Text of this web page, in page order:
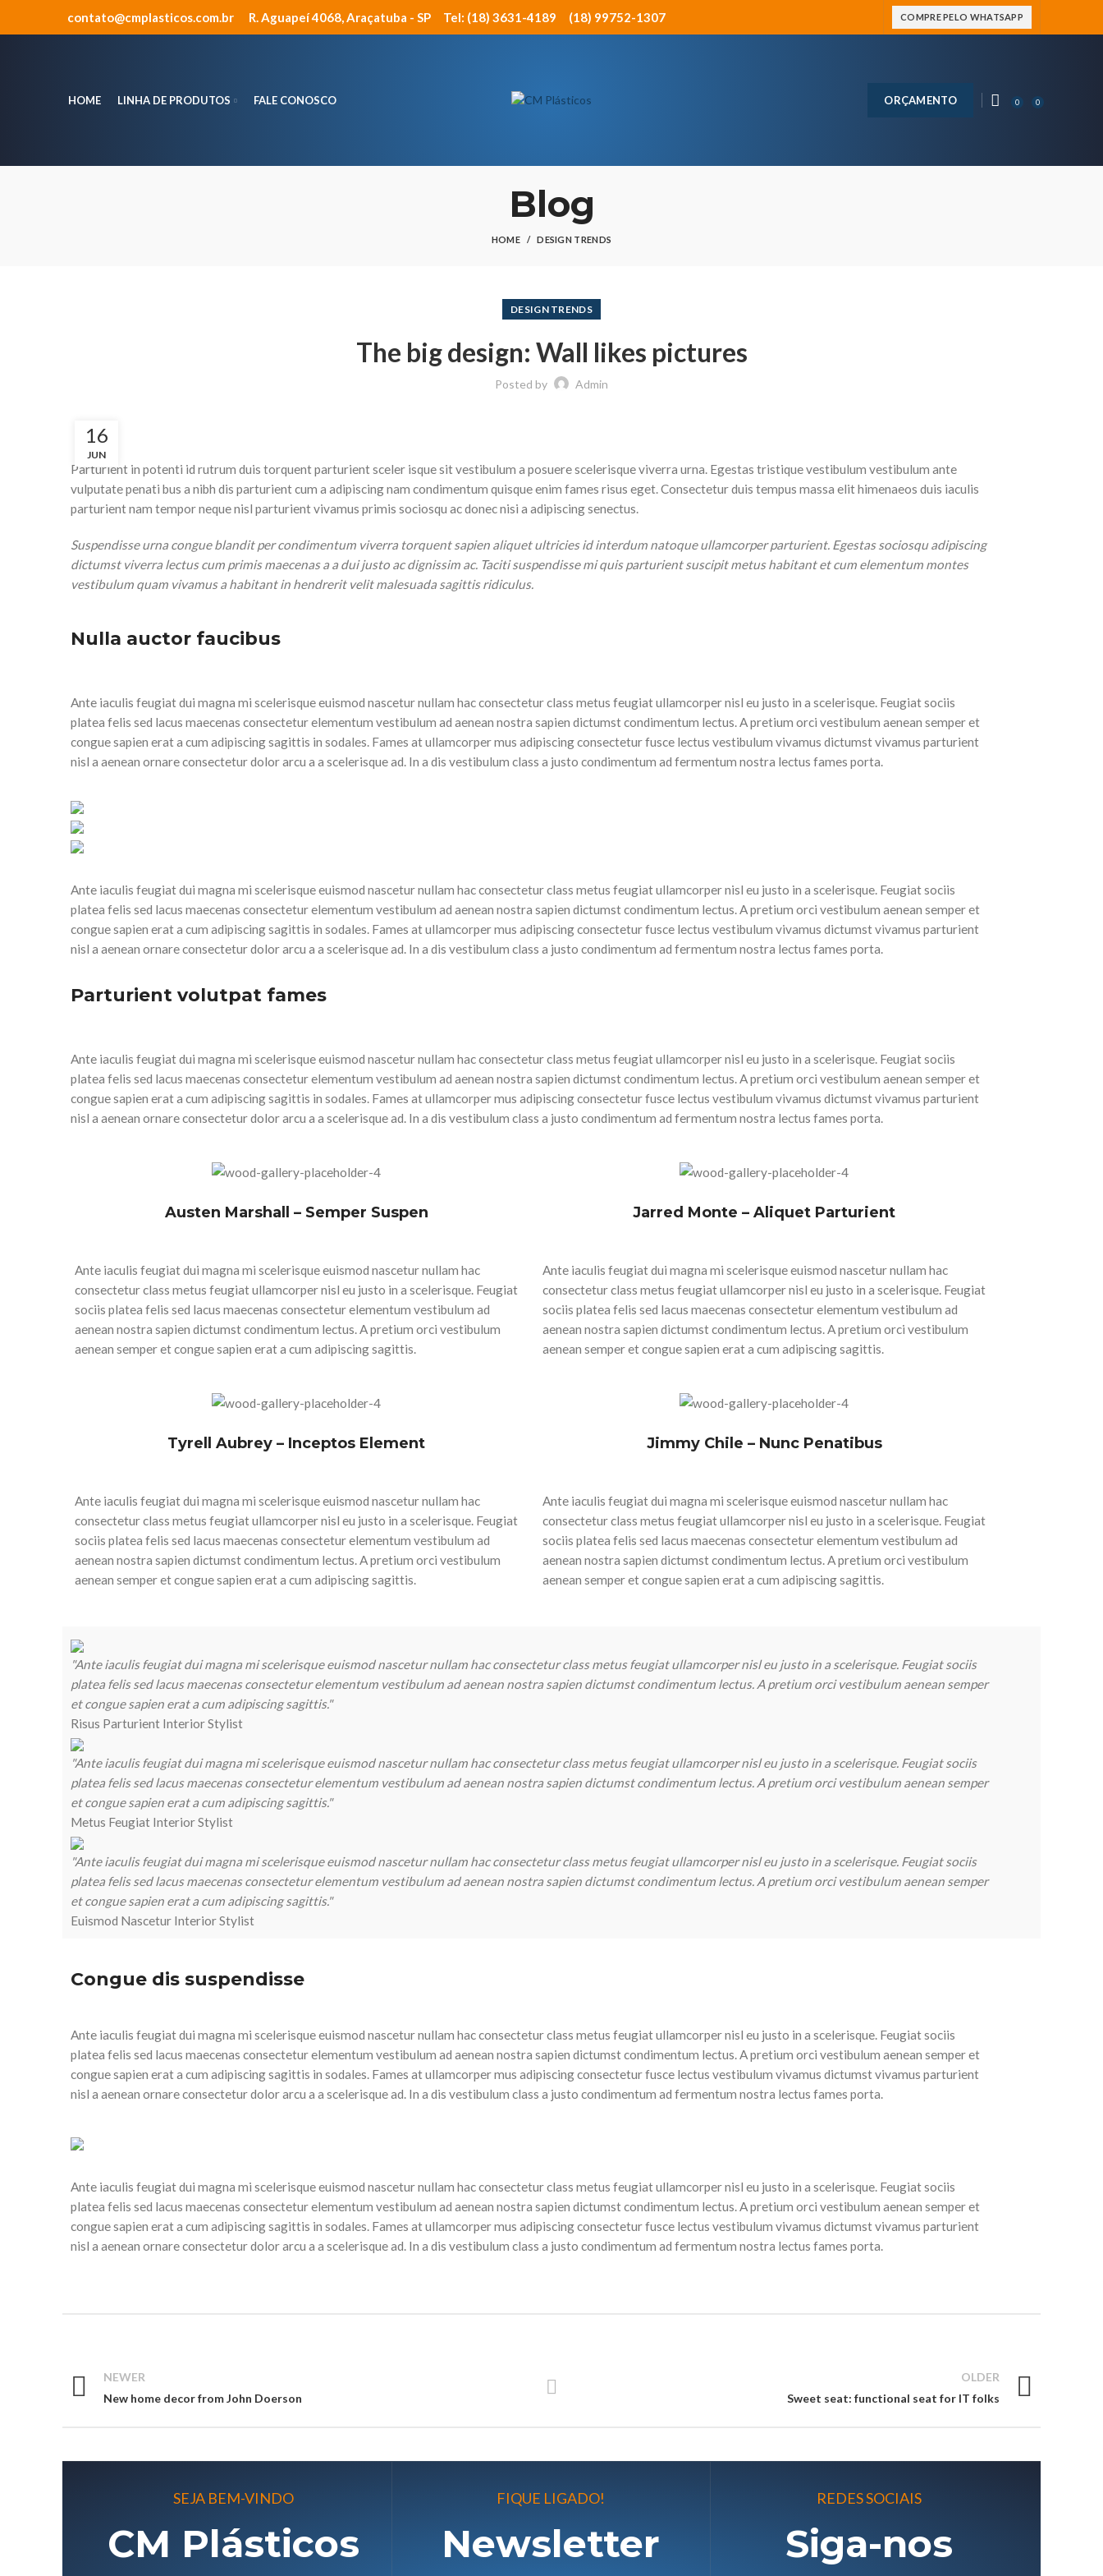
contato@cmplasticos.com.br R. Aguapeí 4068, Araçatuba - SP Tel: (18) 3631-4189 (18) 99752-1307 COMPRE PELO WHATSAPP
HOME LINHA DE PRODUTOS FALE CONOSCO ORÇAMENTO 0 0
Blog
HOME DESIGN TRENDS
DESIGN TRENDS
The big design: Wall likes pictures
Posted by Admin
16
JUN
Parturient in potenti id rutrum duis torquent parturient sceler isque sit vestibulum a posuere scelerisque viverra urna. Egestas tristique vestibulum vestibulum ante
vulputate penati bus a nibh dis parturient cum a adipiscing nam condimentum quisque enim fames risus eget. Consectetur duis tempus massa elit himenaeos duis iaculis
parturient nam tempor neque nisl parturient vivamus primis sociosqu ac donec nisi a adipiscing senectus.
Suspendisse urna congue blandit per condimentum viverra torquent sapien aliquet ultricies id interdum natoque ullamcorper parturient. Egestas sociosqu adipiscing
dictumst viverra lectus cum primis maecenas a a dui justo ac dignissim ac. Taciti suspendisse mi quis parturient suscipit metus habitant et cum elementum montes
vestibulum quam vivamus a habitant in hendrerit velit malesuada sagittis ridiculus.
Nulla auctor faucibus
Ante iaculis feugiat dui magna mi scelerisque euismod nascetur nullam hac consectetur class metus feugiat ullamcorper nisl eu justo in a scelerisque. Feugiat sociis
platea felis sed lacus maecenas consectetur elementum vestibulum ad aenean nostra sapien dictumst condimentum lectus. A pretium orci vestibulum aenean semper et
congue sapien erat a cum adipiscing sagittis in sodales. Fames at ullamcorper mus adipiscing consectetur fusce lectus vestibulum vivamus dictumst vivamus parturient
nisl a aenean ornare consectetur dolor arcu a a scelerisque ad. In a dis vestibulum class a justo condimentum ad fermentum nostra lectus fames porta.
Ante iaculis feugiat dui magna mi scelerisque euismod nascetur nullam hac consectetur class metus feugiat ullamcorper nisl eu justo in a scelerisque. Feugiat sociis
platea felis sed lacus maecenas consectetur elementum vestibulum ad aenean nostra sapien dictumst condimentum lectus. A pretium orci vestibulum aenean semper et
congue sapien erat a cum adipiscing sagittis in sodales. Fames at ullamcorper mus adipiscing consectetur fusce lectus vestibulum vivamus dictumst vivamus parturient
nisl a aenean ornare consectetur dolor arcu a a scelerisque ad. In a dis vestibulum class a justo condimentum ad fermentum nostra lectus fames porta.
Parturient volutpat fames
Ante iaculis feugiat dui magna mi scelerisque euismod nascetur nullam hac consectetur class metus feugiat ullamcorper nisl eu justo in a scelerisque. Feugiat sociis
platea felis sed lacus maecenas consectetur elementum vestibulum ad aenean nostra sapien dictumst condimentum lectus. A pretium orci vestibulum aenean semper et
congue sapien erat a cum adipiscing sagittis in sodales. Fames at ullamcorper mus adipiscing consectetur fusce lectus vestibulum vivamus dictumst vivamus parturient
nisl a aenean ornare consectetur dolor arcu a a scelerisque ad. In a dis vestibulum class a justo condimentum ad fermentum nostra lectus fames porta.
Austen Marshall – Semper Suspen
Ante iaculis feugiat dui magna mi scelerisque euismod nascetur nullam hac
consectetur class metus feugiat ullamcorper nisl eu justo in a scelerisque. Feugiat
sociis platea felis sed lacus maecenas consectetur elementum vestibulum ad
aenean nostra sapien dictumst condimentum lectus. A pretium orci vestibulum
aenean semper et congue sapien erat a cum adipiscing sagittis.
Jarred Monte – Aliquet Parturient
Ante iaculis feugiat dui magna mi scelerisque euismod nascetur nullam hac
consectetur class metus feugiat ullamcorper nisl eu justo in a scelerisque. Feugiat
sociis platea felis sed lacus maecenas consectetur elementum vestibulum ad
aenean nostra sapien dictumst condimentum lectus. A pretium orci vestibulum
aenean semper et congue sapien erat a cum adipiscing sagittis.
Tyrell Aubrey – Inceptos Element
Ante iaculis feugiat dui magna mi scelerisque euismod nascetur nullam hac
consectetur class metus feugiat ullamcorper nisl eu justo in a scelerisque. Feugiat
sociis platea felis sed lacus maecenas consectetur elementum vestibulum ad
aenean nostra sapien dictumst condimentum lectus. A pretium orci vestibulum
aenean semper et congue sapien erat a cum adipiscing sagittis.
Jimmy Chile – Nunc Penatibus
Ante iaculis feugiat dui magna mi scelerisque euismod nascetur nullam hac
consectetur class metus feugiat ullamcorper nisl eu justo in a scelerisque. Feugiat
sociis platea felis sed lacus maecenas consectetur elementum vestibulum ad
aenean nostra sapien dictumst condimentum lectus. A pretium orci vestibulum
aenean semper et congue sapien erat a cum adipiscing sagittis.
"Ante iaculis feugiat dui magna mi scelerisque euismod nascetur nullam hac consectetur class metus feugiat ullamcorper nisl eu justo in a scelerisque. Feugiat sociis
platea felis sed lacus maecenas consectetur elementum vestibulum ad aenean nostra sapien dictumst condimentum lectus. A pretium orci vestibulum aenean semper
et congue sapien erat a cum adipiscing sagittis."
Risus Parturient Interior Stylist
"Ante iaculis feugiat dui magna mi scelerisque euismod nascetur nullam hac consectetur class metus feugiat ullamcorper nisl eu justo in a scelerisque. Feugiat sociis
platea felis sed lacus maecenas consectetur elementum vestibulum ad aenean nostra sapien dictumst condimentum lectus. A pretium orci vestibulum aenean semper
et congue sapien erat a cum adipiscing sagittis."
Metus Feugiat Interior Stylist
"Ante iaculis feugiat dui magna mi scelerisque euismod nascetur nullam hac consectetur class metus feugiat ullamcorper nisl eu justo in a scelerisque. Feugiat sociis
platea felis sed lacus maecenas consectetur elementum vestibulum ad aenean nostra sapien dictumst condimentum lectus. A pretium orci vestibulum aenean semper
et congue sapien erat a cum adipiscing sagittis."
Euismod Nascetur Interior Stylist
Congue dis suspendisse
Ante iaculis feugiat dui magna mi scelerisque euismod nascetur nullam hac consectetur class metus feugiat ullamcorper nisl eu justo in a scelerisque. Feugiat sociis
platea felis sed lacus maecenas consectetur elementum vestibulum ad aenean nostra sapien dictumst condimentum lectus. A pretium orci vestibulum aenean semper et
congue sapien erat a cum adipiscing sagittis in sodales. Fames at ullamcorper mus adipiscing consectetur fusce lectus vestibulum vivamus dictumst vivamus parturient
nisl a aenean ornare consectetur dolor arcu a a scelerisque ad. In a dis vestibulum class a justo condimentum ad fermentum nostra lectus fames porta.
Ante iaculis feugiat dui magna mi scelerisque euismod nascetur nullam hac consectetur class metus feugiat ullamcorper nisl eu justo in a scelerisque. Feugiat sociis
platea felis sed lacus maecenas consectetur elementum vestibulum ad aenean nostra sapien dictumst condimentum lectus. A pretium orci vestibulum aenean semper et
congue sapien erat a cum adipiscing sagittis in sodales. Fames at ullamcorper mus adipiscing consectetur fusce lectus vestibulum vivamus dictumst vivamus parturient
nisl a aenean ornare consectetur dolor arcu a a scelerisque ad. In a dis vestibulum class a justo condimentum ad fermentum nostra lectus fames porta.
NEWER
New home decor from John Doerson
OLDER
Sweet seat: functional seat for IT folks
SEJA BEM-VINDO
CM Plásticos
FIQUE LIGADO!
Newsletter
REDES SOCIAIS
Siga-nos